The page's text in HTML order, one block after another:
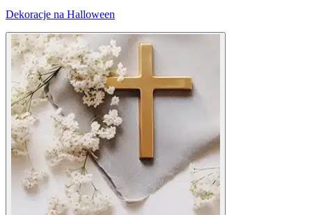
Dekoracje na Halloween